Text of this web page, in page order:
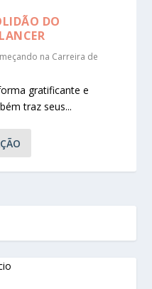
DO
na Carreira de
gratificante e
traz seus...